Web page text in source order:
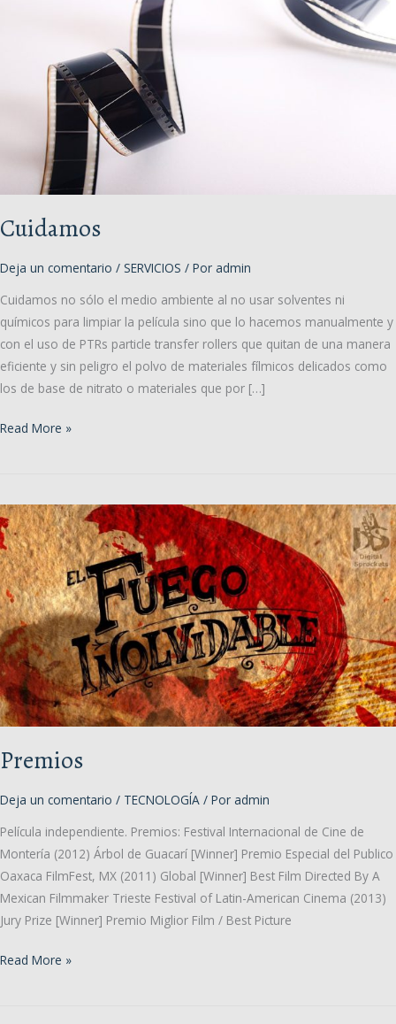
Cuidamos
Deja un comentario / SERVICIOS / Por admin
Cuidamos no sólo el medio ambiente al no usar solventes ni
químicos para limpiar la película sino que lo hacemos manualmente y
con el uso de PTRs particle transfer rollers que quitan de una manera
eficiente y sin peligro el polvo de materiales fílmicos delicados como
los de base de nitrato o materiales que por […]
Cuidamos
Read More »
Premios
Deja un comentario / TECNOLOGÍA / Por admin
Película independiente. Premios: Festival Internacional de Cine de
Montería (2012) Árbol de Guacarí [Winner] Premio Especial del Publico
Oaxaca FilmFest, MX (2011) Global [Winner] Best Film Directed By A
Mexican Filmmaker Trieste Festival of Latin-American Cinema (2013)
Jury Prize [Winner] Premio Miglior Film / Best Picture
Premios
Read More »